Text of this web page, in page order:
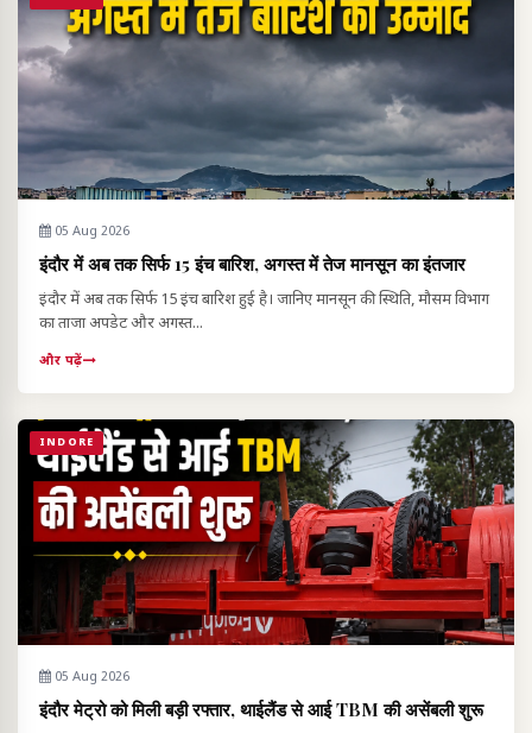
05 Aug 2026
इंदौर में अब तक सिर्फ 15 इंच बारिश, अगस्त में तेज मानसून का इंतजार
इंदौर में अब तक सिर्फ 15 इंच बारिश हुई है। जानिए मानसून की स्थिति, मौसम विभाग
का ताजा अपडेट और अगस्त...
और पढ़ें
INDORE
05 Aug 2026
इंदौर मेट्रो को मिली बड़ी रफ्तार, थाईलैंड से आई TBM की असेंबली शुरू